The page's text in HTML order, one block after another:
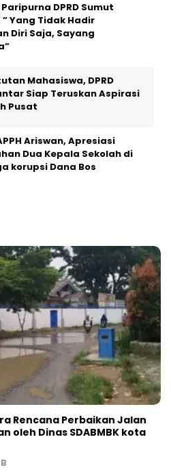
DPRD Sumut
” Yang Tidak Hadir
Diri Saja, Sayang
Mahasiswa, DPRD
Siap Teruskan Aspirasi
Pusat
Ariswan, Apresiasi
Dua Kepala Sekolah di
korupsi Dana Bos
Rencana Perbaikan Jalan
oleh Dinas SDABMBK kota